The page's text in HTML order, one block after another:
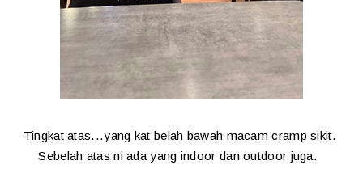
Tingkat atas...yang kat belah bawah macam cramp sikit.
Sebelah atas ni ada yang indoor dan outdoor juga.